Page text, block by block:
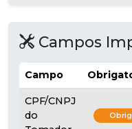
Campos
Campo
CPF/CNPJ
do